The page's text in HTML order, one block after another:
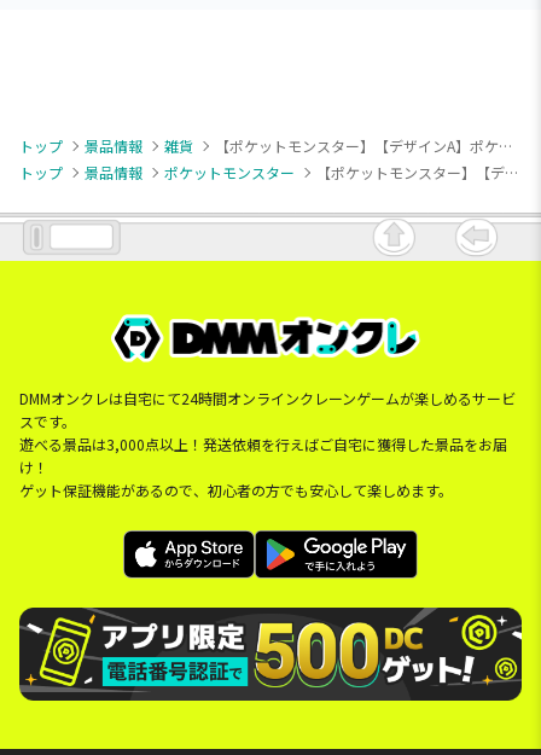
トップ 景品情報 雑貨
【ポケットモンスター】【デザインA】ポケットモンスター ボウル～Happy Marché～
トップ
景品情報 ポケットモンスター 【ポケットモンスター】【デザインA】ポケットモンスター ボウル～Happy Marché～
DMMオンクレは自宅にて24時間オンラインクレーンゲームが楽しめるサービ
スです。
遊べる景品は3,000点以上！発送依頼を行えばご自宅に獲得した景品をお届
け！
ゲット保証機能があるので、初心者の方でも安心して楽しめます。